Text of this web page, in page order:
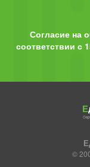
Согласие на
соответствии с
©